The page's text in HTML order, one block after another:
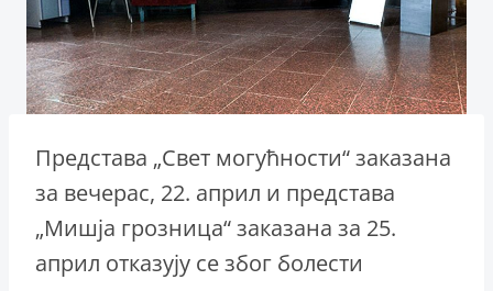
Представа „Свет могућности“ заказана
за вечерас, 22. април и представа
„Мишја грозница“ заказана за 25.
април отказују се због болести